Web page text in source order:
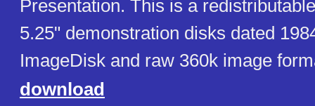
Presentation. This is a
5.25" demonstration disks dated
ImageDisk and raw 360k image
download